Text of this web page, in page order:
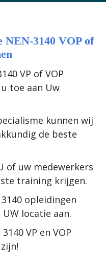
NEN-3140 VOP of
VP of VOP
toe aan Uw
kunnen wij
de beste
of uw medewerkers
training krijgen.
opleidingen
locatie aan.
VP en VOP